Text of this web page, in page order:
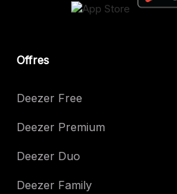
Offres
Deezer Free
Deezer Premium
Deezer Duo
Deezer Family